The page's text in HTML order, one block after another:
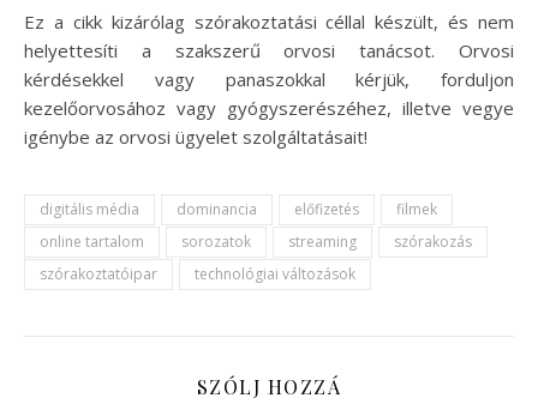
Ez a cikk kizárólag szórakoztatási céllal készült, és nem
helyettesíti a szakszerű orvosi tanácsot. Orvosi
kérdésekkel vagy panaszokkal kérjük, forduljon
kezelőorvosához vagy gyógyszerészéhez, illetve vegye
igénybe az orvosi ügyelet szolgáltatásait!
digitális média dominancia előfizetés
filmek
online tartalom
sorozatok streaming
szórakozás
szórakoztatóipar
technológiai változások
SZÓLJ HOZZÁ